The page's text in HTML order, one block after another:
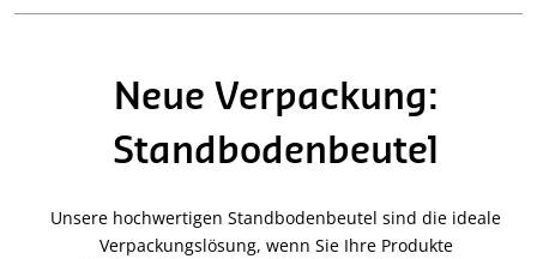
Neue Verpackung:
Standbodenbeutel
Unsere hochwertigen Standbodenbeutel sind die ideale
Verpackungslösung, wenn Sie Ihre Produkte